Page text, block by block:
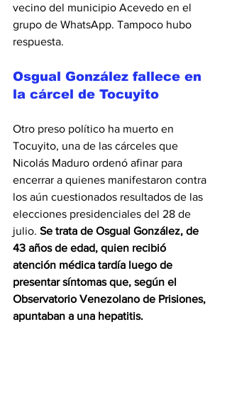
vecino del municipio Acevedo en el
grupo de WhatsApp. Tampoco hubo
respuesta.
Osgual González fallece en
la cárcel de Tocuyito
Otro preso político ha muerto en
Tocuyito, una de las cárceles que
Nicolás Maduro ordenó afinar para
encerrar a quienes manifestaron contra
los aún cuestionados resultados de las
elecciones presidenciales del 28 de
julio. Se trata de Osgual González, de
43 años de edad, quien recibió
atención médica tardía luego de
presentar síntomas que, según el
Observatorio Venezolano de Prisiones,
apuntaban a una hepatitis.